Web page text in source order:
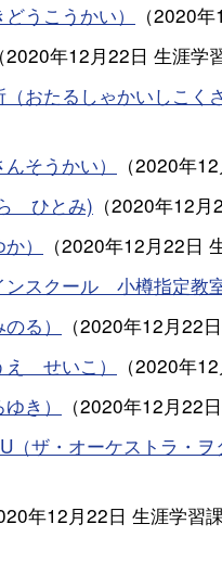
うこうかい）
（2020年
（2020年12月22日 生涯学
たるしゃかいしこく
そうかい）
（2020年12
ひとみ) （2020年12月
）
（2020年12月22日
スクール 小樽指定教
る）
（2020年12月22日
せいこ）
（2020年12
き）
（2020年12月22日
ザ・オーケストラ・ヲ
年12月22日 生涯学習課